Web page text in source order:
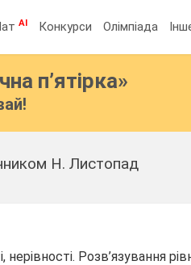
AI Конкурси Олімпіада
п’ятірка»
Н. Листопад
Розв’язування